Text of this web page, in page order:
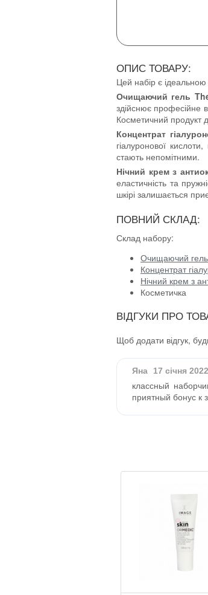
ОПИС ТОВАРУ:
Цей набір є ідеальною
Очищаючий гель
здійснює професійне
Косметичний продукт
Концентрат
гіалуронової
стають непомітними.
Нічний крем з
еластичність та
шкірі залишається
ПОВНИЙ СКЛАД:
Склад набору:
Очищаючий
Концентрат
Нічний крем з
Косметичка
ВІДГУКИ ПРО
Щоб додати відгук,
Яна 17 січня
классный
приятный бонус к